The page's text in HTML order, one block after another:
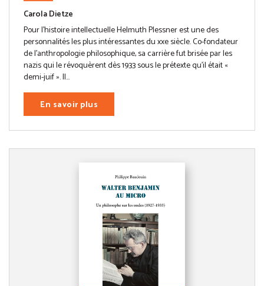
Carola Dietze
Pour l’histoire intellectuelle Helmuth Plessner est une des
personnalités les plus intéressantes du xxe siècle. Co-fondateur
de l’anthropologie philosophique, sa carrière fut brisée par les
nazis qui le révoquèrent dès 1933 sous le prétexte qu’il était «
demi-juif ». Il...
En savoir plus